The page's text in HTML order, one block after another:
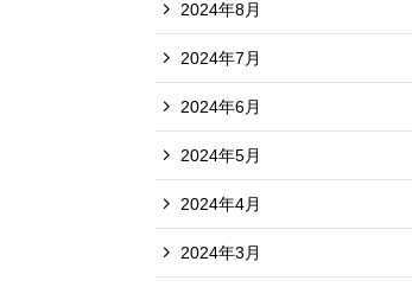
2024年8月
2024年7月
2024年6月
2024年5月
2024年4月
2024年3月